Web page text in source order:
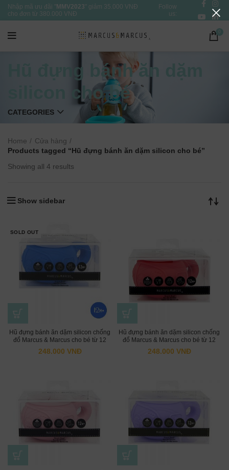
Nhập mã ưu đãi " MMV2023 " giảm 35.000 VNĐ
cho đơn từ 380.000 VNĐ
Follow
us:
Hũ đựng bánh ăn dặm
silicon cho bé
CATEGORIES
Home
Cửa hàng
Products tagged “Hũ đựng bánh ăn dặm silicon cho bé”
Showing all 4 results
Show sidebar
SOLD OUT
Hũ đựng bánh ăn dặm silicon chống
đổ Marcus & Marcus cho bé từ 12
tháng – Lucas
248.000 VNĐ
Hũ đựng bánh ăn dặm silicon chống
đổ Marcus & Marcus cho bé từ 12
tháng – Marcus
248.000 VNĐ